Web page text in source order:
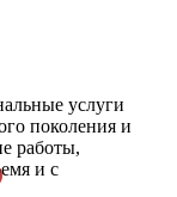
услуги
поколения и
работы,
и с